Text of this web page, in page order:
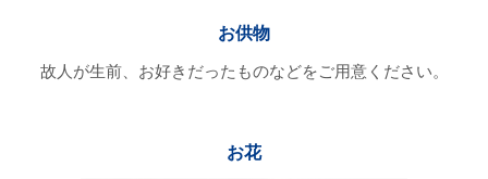
お供物
故人が生前、お好きだったものなどをご用意ください。
お花